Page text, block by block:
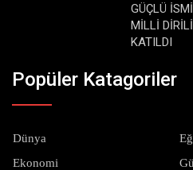
GÜÇLÜ
MİLLİ
KATILDI
Popüler Katagoriler
Dünya
Ekonomi